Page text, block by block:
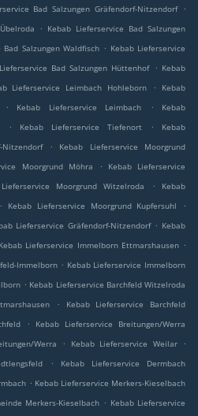
Bad Salzungen Gräfendorf-Nitzendorf
.
. Kebab Lieferservice Bad Salzungen
Bad Salzungen Waldfisch . Kebab Lieferservice
Bad Salzungen Hüttenhof . Kebab
Lieferservice Leimbach Hohleborn .
Kebab
. Kebab Lieferservice Leimbach .
Kebab
. Kebab Lieferservice Tiefenort .
Kebab
.
Kebab Lieferservice Moorgrund
Moorgrund Möhra .
Kebab Lieferservice
Moorgrund Witzelroda .
Kebab
. Kebab Lieferservice Moorgrund Kupfersuhl
.
Lieferservice Gräfendorf-Nitzendorf . Kebab
Kebab Lieferservice Immelborn Ettmarshausen .
Immelborn . Kebab Lieferservice Immelborn
. Kebab Lieferservice Barchfeld Witzelroda
.
Kebab Lieferservice Barchfeld
.
Kebab Lieferservice Breitungen/Werra
Werra . Kebab Lieferservice Weilar
.
.
Kebab Lieferservice Dermbach
. Kebab Lieferservice Merkers-Kieselbach
Merkers-Kieselbach . Kebab Lieferservice